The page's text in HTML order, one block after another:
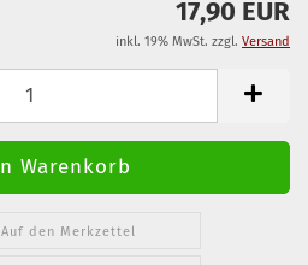
17,90 EUR
inkl. 19% MwSt. zzgl. Versand
Auf den Merkzettel